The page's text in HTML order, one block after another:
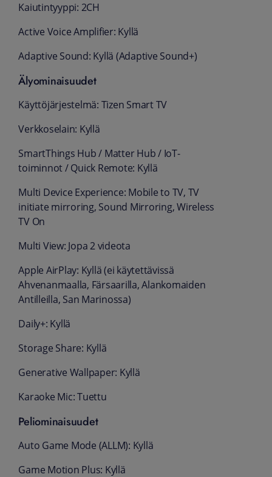
Kaiutintyyppi: 2CH
Active Voice Amplifier: Kyllä
Adaptive Sound: Kyllä (Adaptive Sound+)
Älyominaisuudet
Käyttöjärjestelmä: Tizen Smart TV
Verkkoselain: Kyllä
SmartThings Hub / Matter Hub / IoT-
toiminnot / Quick Remote: Kyllä
Multi Device Experience: Mobile to TV, TV
initiate mirroring, Sound Mirroring, Wireless
TV On
Multi View: Jopa 2 videota
Apple AirPlay: Kyllä (ei käytettävissä
Ahvenanmaalla, Färsaarilla, Alankomaiden
Antilleilla, San Marinossa)
Daily+: Kyllä
Storage Share: Kyllä
Generative Wallpaper: Kyllä
Karaoke Mic: Tuettu
Peliominaisuudet
Auto Game Mode (ALLM): Kyllä
Game Motion Plus: Kyllä